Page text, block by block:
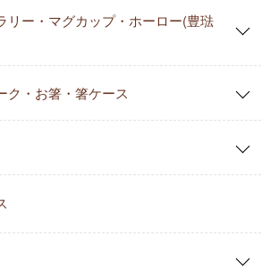
リー・マグカップ・ホーロー(豊琺
ク・お箸・箸ケース